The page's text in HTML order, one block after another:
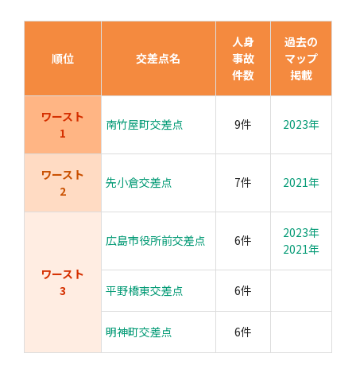
順位 交差点名
人身
事故
件数
過去の
マップ
掲載
ワースト
1
南竹屋町交差点 9件 2023年
ワースト
2
先小倉交差点 7件 2021年
ワースト
3
広島市役所前交差点 6件
2023年
2021年
平野橋東交差点 6件
明神町交差点 6件